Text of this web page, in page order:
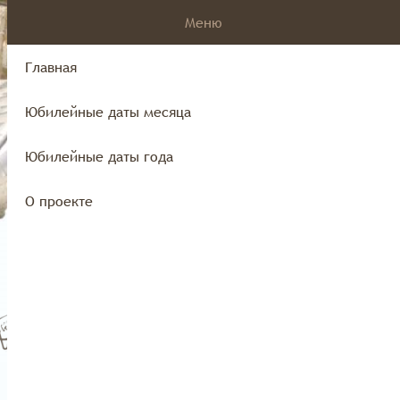
края
Меню
Главная
Юбилейные даты месяца
Юбилейные даты года
О проекте